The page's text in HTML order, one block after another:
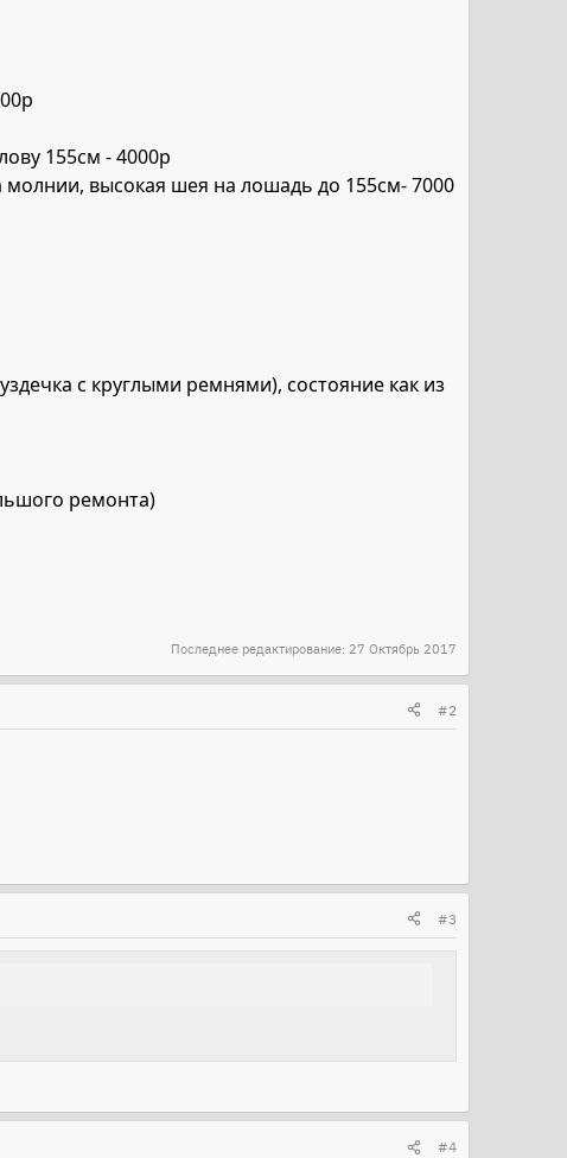
155см - 4000р
высокая шея на лошадь до 155см- 7000
с круглыми ремнями), состояние как из
ремонта)
Последнее редактирование: 27 Октябрь 2017
#2
#3
#4